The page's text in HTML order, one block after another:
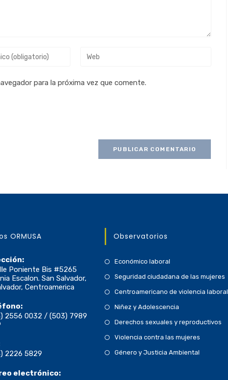
para la próxima vez que comente.
ORMUSA
Poniente Bis #5265
Escalon. San Salvador,
Centroamerica
2556 0032 / (503) 7989
2226 5829
electrónico:
Observatorios
Económico laboral
Seguridad ciudadana de las mujeres
Centroamericano de violencia laboral
Niñez y Adolescencia
Derechos sexuales y reproductivos
Violencia contra las mujeres
Género y Justicia Ambiental